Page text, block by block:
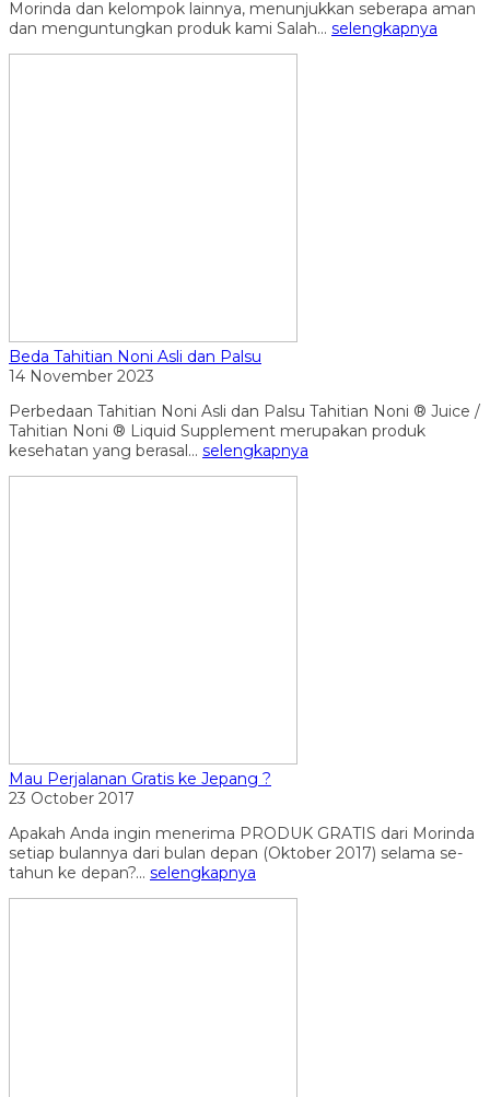
Morinda dan kelompok lainnya, menunjukkan seberapa aman
dan menguntungkan produk kami Salah... selengkapnya
Beda Tahitian Noni Asli dan Palsu
14 November 2023
Perbedaan Tahitian Noni Asli dan Palsu Tahitian Noni ® Juice /
Tahitian Noni ® Liquid Supplement merupakan produk
kesehatan yang berasal... selengkapnya
Mau Perjalanan Gratis ke Jepang ?
23 October 2017
Apakah Anda ingin menerima PRODUK GRATIS dari Morinda
setiap bulannya dari bulan depan (Oktober 2017) selama se-
tahun ke depan?... selengkapnya